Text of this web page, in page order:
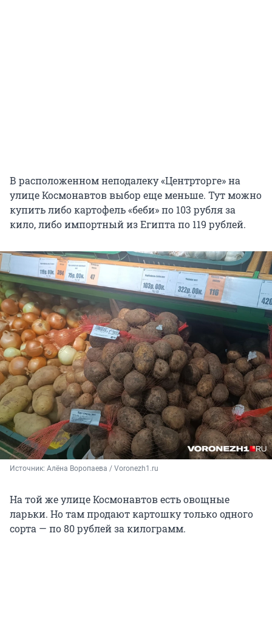
В расположенном неподалеку «Центрторге» на
улице Космонавтов выбор еще меньше. Тут можно
купить либо картофель «беби» по 103 рубля за
кило, либо импортный из Египта по 119 рублей.
Источник: Алёна Воропаева / Voronezh1.ru
На той же улице Космонавтов есть овощные
ларьки. Но там продают картошку только одного
сорта — по 80 рублей за килограмм.